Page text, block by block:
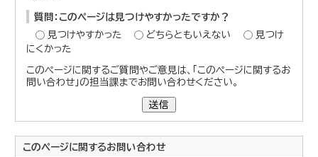
質問：このページは見つけやすかったですか？
見つけやすかった
どちらともいえない
見つけ
にくかった
このページに関するご質問やご意見は、「このページに関するお
問い合わせ」の担当課までお問い合わせください。
送信
このページに関するお問い合わせ